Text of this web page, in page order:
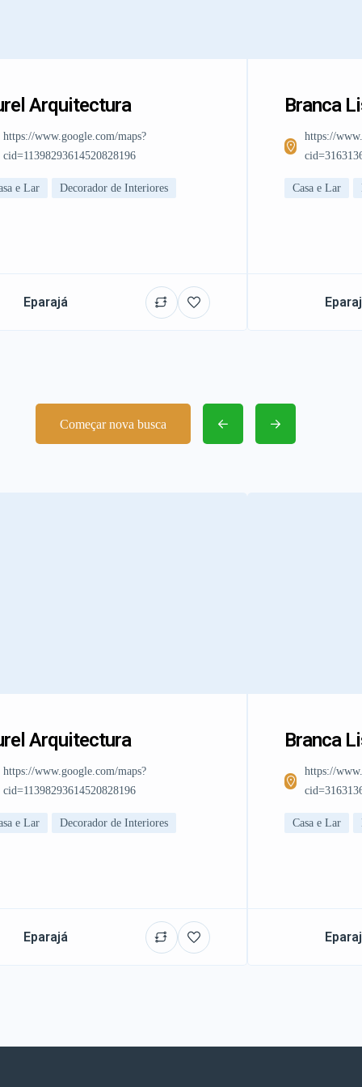
Arquitectura
https://www.google.com/maps?
cid=11398293614520828196
e Lar Decorador de Interiores
Eparajá
Branca
https://
Casa e Lar
Começar nova busca
Arquitectura
https://www.google.com/maps?
cid=11398293614520828196
e Lar Decorador de Interiores
Eparajá
Branca
https://
Casa e Lar